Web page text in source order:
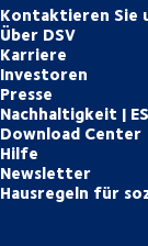
Kontaktieren Sie
Über DSV
Karriere
Investoren
Presse
Nachhaltigkeit |
Download Center
Hilfe
Newsletter
Hausregeln für